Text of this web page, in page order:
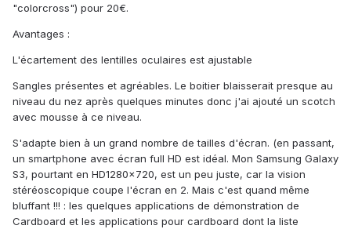
"colorcross") pour 20€.
Avantages :
L'écartement des lentilles oculaires est ajustable
Sangles présentes et agréables. Le boitier blaisserait presque au
niveau du nez après quelques minutes donc j'ai ajouté un scotch
avec mousse à ce niveau.
S'adapte bien à un grand nombre de tailles d'écran. (en passant,
un smartphone avec écran full HD est idéal. Mon Samsung Galaxy
S3, pourtant en HD1280x720, est un peu juste, car la vision
stéréoscopique coupe l'écran en 2. Mais c'est quand même
bluffant !!! : les quelques applications de démonstration de
Cardboard et les applications pour cardboard dont la liste